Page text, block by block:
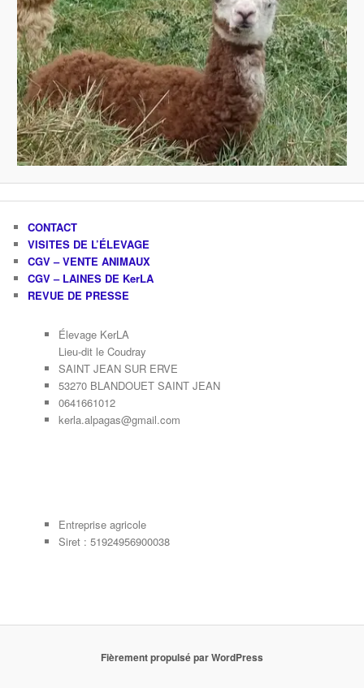
CONTACT
VISITES DE L’ÉLEVAGE
CGV – VENTE ANIMAUX
CGV – LAINES DE KerLA
REVUE DE PRESSE
Élevage KerLA
Lieu-dit le Coudray
SAINT JEAN SUR ERVE
53270 BLANDOUET SAINT JEAN
0641661012
kerla.alpagas@gmail.com
Entreprise agricole
Siret : 51924956900038
Fièrement propulsé par WordPress